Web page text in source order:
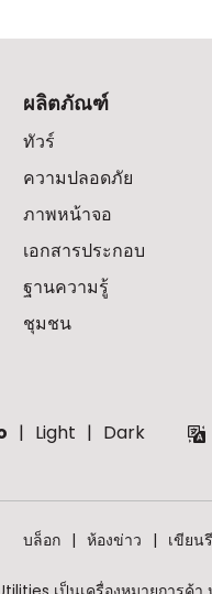
ผลิตภัณฑ์
ทัวร์
ความปลอดภัย
ภาพหน้าจอ
เอกสารประกอบ
ฐานความรู้
ชุมชน
Light Dark
บล็อก ห้องข่าว เขียน